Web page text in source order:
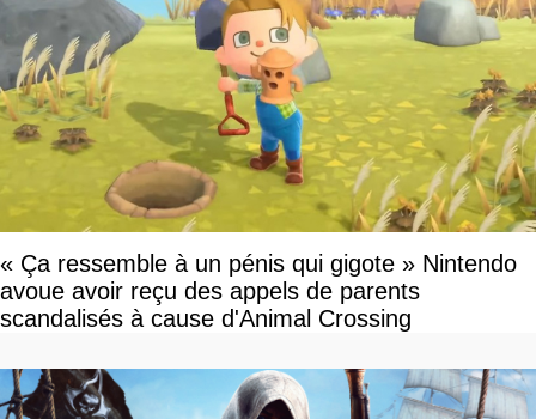
« Ça ressemble à un pénis qui gigote » Nintendo
avoue avoir reçu des appels de parents
scandalisés à cause d'Animal Crossing